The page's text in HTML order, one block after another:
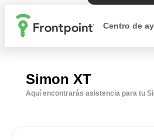
Centro de
Simon XT
Aquí encontrarás asistencia para tu